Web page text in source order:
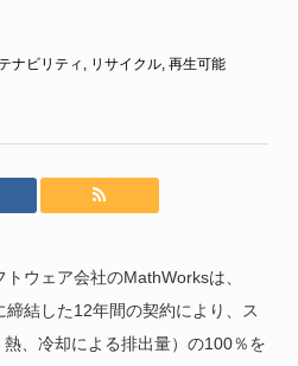
ナビリティ , リサイクル, 再生可能
ウェア会社のMathWorksは、
結した12年間の契約により、ス
、冷却による排出量）の100％を